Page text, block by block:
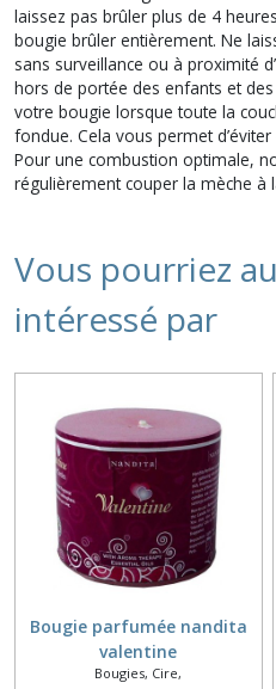
laissez pas brûler plus de 4
bougie brûler entièrement. Ne
sans surveillance ou à proximité
hors de portée des enfants et
votre bougie lorsque toute la
fondue. Cela vous permet
Pour une combustion optimale,
régulièrement couper la mèche à
Vous pourriez
intéressé par
Bougie parfumée nandita
valentine
Bougies, Cire,